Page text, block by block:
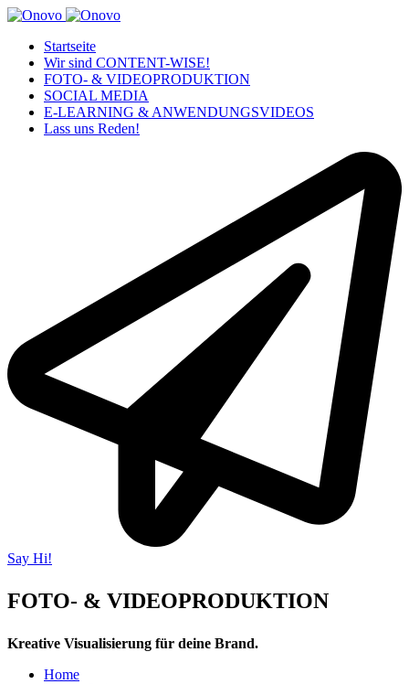
Startseite
Wir sind CONTENT-WISE!
FOTO- & VIDEOPRODUKTION
SOCIAL MEDIA
E-LEARNING & ANWENDUNGSVIDEOS
Lass uns Reden!
Say Hi!
FOTO- & VIDEOPRODUKTION
Kreative Visualisierung für deine Brand.
Home